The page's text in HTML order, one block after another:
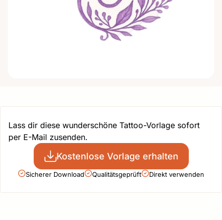
Lass dir diese wunderschöne Tattoo-Vorlage sofort
per E-Mail zusenden.
Kostenlose Vorlage erhalten
Sicherer Download Qualitätsgeprüft Direkt verwenden